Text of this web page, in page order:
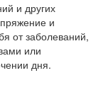
и других
и
от заболеваний,
или
дня.